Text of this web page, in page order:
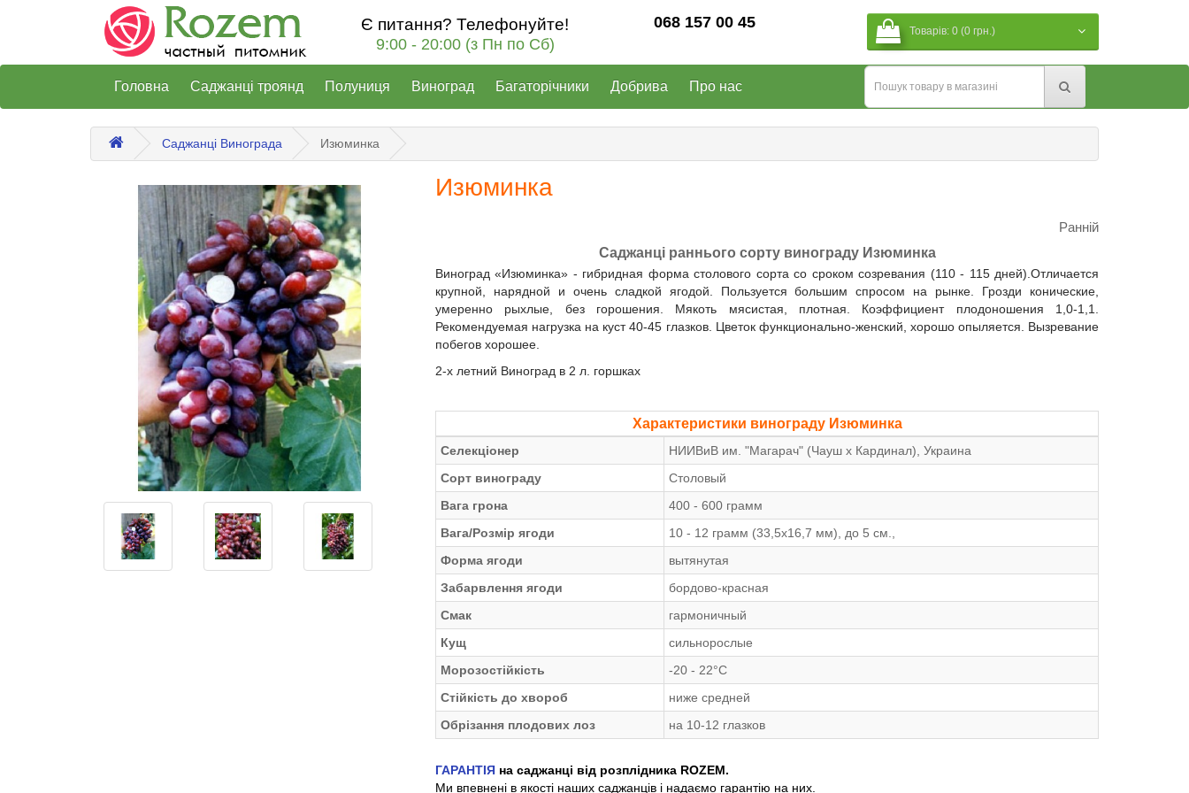
Є питання? Телефонуйте!
9:00 - 20:00 (з Пн по Сб)
068 157 00 45 Товарів: 0 (0 грн.)
Головна Саджанці троянд Полуниця Виноград Багаторічники Добрива Про нас
Саджанці Винограда Изюминка
Изюминка
Ранній
Саджанці раннього сорту винограду Изюминка
Виноград «Изюминка» - гибридная форма столового сорта со сроком созревания (110 - 115 дней).Отличается
крупной, нарядной и очень сладкой ягодой. Пользуется большим спросом на рынке. Грозди конические,
умеренно рыхлые, без горошения. Мякоть мясистая, плотная. Коэффициент плодоношения 1,0-1,1.
Рекомендуемая нагрузка на куст 40-45 глазков. Цветок функционально-женский, хорошо опыляется. Вызревание
побегов хорошее.
2-х летний Виноград в 2 л. горшках
Характеристики винограду Изюминка
Селекціонер
НИИВиВ им. "Магарач" (Чауш x Кардинал), Украина
Сорт винограду
Столовый
Вага грона
400 - 600 грамм
Вага/Розмір ягоди
10 - 12 грамм (33,5х16,7 мм), до 5 см.,
Форма ягоди
вытянутая
Забарвлення ягоди
бордово-красная
Смак
гармоничный
Кущ
сильнорослые
Морозостійкість
-20 - 22°С
Стійкість до хвороб
ниже средней
Обрізання плодових лоз
на 10-12 глазков
ГАРАНТІЯ на саджанці від розплідника ROZEM.
Ми впевнені в якості наших саджанців і надаємо гарантію на них.